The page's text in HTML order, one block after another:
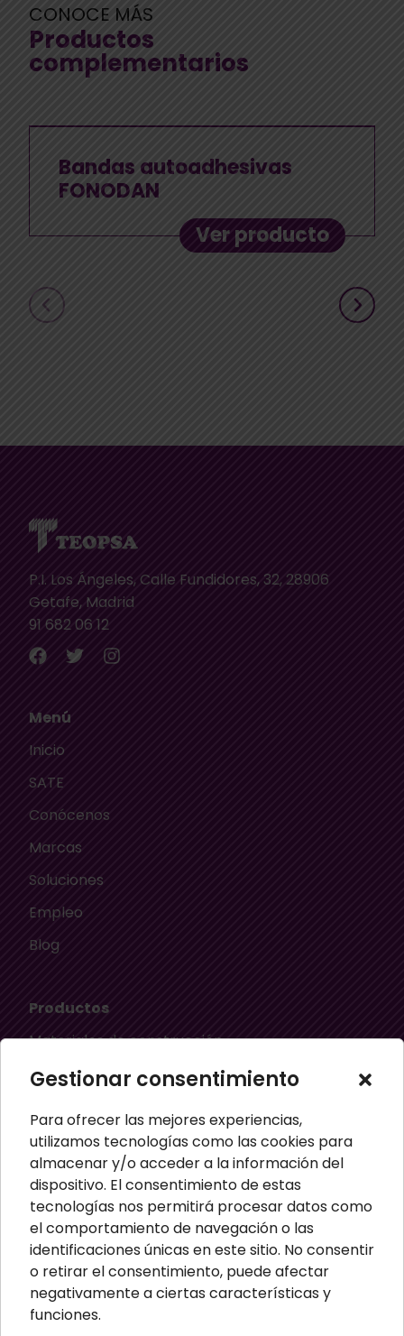
Gestionar consentimiento
Para ofrecer las mejores experiencias,
utilizamos tecnologías como las cookies para
almacenar y/o acceder a la información del
dispositivo. El consentimiento de estas
tecnologías nos permitirá procesar datos como
el comportamiento de navegación o las
identificaciones únicas en este sitio. No consentir
o retirar el consentimiento, puede afectar
negativamente a ciertas características y
funciones.
CONOCE MÁS
Productos
complementarios
Bandas autoadhesivas
FONODAN
Ver producto
P.I. Los Ángeles, Calle Fundidores, 32, 28906
Getafe, Madrid
91 682 06 12
Menú
Inicio
SATE
Conócenos
Marcas
Soluciones
Empleo
Blog
Productos
Materiales de construcción
Aislamiento térmico
Material ignífugo aislante
Paneles aislantes
Masillas para pared
Paneles sandwich
Perfiles